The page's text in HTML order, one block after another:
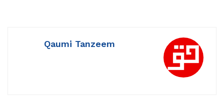
Qaumi Tanzeem